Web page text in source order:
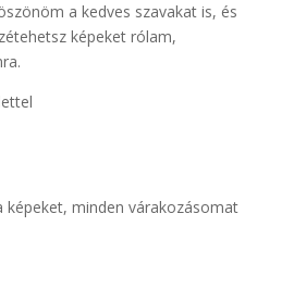
a kedves szavakat is, és
képeket rólam,
képeket, minden várakozásomat